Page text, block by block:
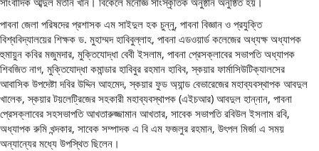
পাবনা জেলা পরিষদের প্রশাসক এম সাইদুল হক চুন্নু, পাবনা বিজ্ঞান ও প্রযুক্তি
বিশ্ববিদ্যালয়ের শিক্ষক ড. মুহাম্মদ হাবিবুল্লাহ, পাবনা এডওয়ার্ড কলেজের অধ্যক্ষ অধ্যাপক
হুমায়ুন কবির মজুমদার, মুক্তিযোদ্ধা বেবী ইসলাম, পাবনা প্রেসক্লাবের সভাপতি অধ্যাপক
শিবজিত নাগ, মুক্তিযোদ্ধা কমান্ডার হাবিবুর রহমান হাবিব, স্কয়ার ফার্মাসিউটিক্যালসের
আবাসিক উপদেষ্টা দবির উদ্দিন আহমেদ, স্কয়ার ফুড অ্যান্ড বেভারেজের মহাব্যবস্থাপক আবদুল
খালেক, স্কয়ার টয়লেট্রিজের সহকারী মহাব্যবস্থাপক (এইচআর) আবদুল হান্নান, পাবনা
প্রেসক্লাবের সহসভাপতি আখতারুজ্জামান আখতার, সাবেক সভাপতি রবিউল ইসলাম রবি,
অধ্যাপক রুমি খন্দকার, সাবেক সম্পাদক এ বি এম ফজলুর রহমান, উৎপল মির্জা এ সময়
অন্যান্যের মধ্যে উপস্থিত ছিলেন।